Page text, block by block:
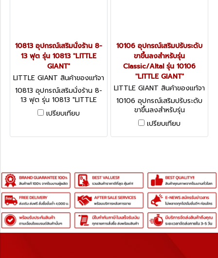
10813 อุปกรณ์เสริมนั่งร้าน 8-
13 ฟุต รุ่น 10813 "LITTLE
GIANT"
LITTLE GIANT สินค้าของแท้จา
กโรงงานผู้ผลิต 10813
10813 อุปกรณ์เสริมนั่งร้าน 8-
13 ฟุต รุ่น 10813 "LITTLE
GIANT"
เปรียบเทียบ
10106 อุปกรณ์เสริมปรับระดับ
ขาขึ้นลงสำหรับรุ่น
Classic/Altal รุ่น 10106
"LITTLE GIANT"
LITTLE GIANT สินค้าของแท้จา
กโรงงานผู้ผลิต 10106
10106 อุปกรณ์เสริมปรับระดับ
ขาขึ้นลงสำหรับรุ่น
Classic/Altal รุ่น 10106
"LITTLE GIANT"
เปรียบเทียบ